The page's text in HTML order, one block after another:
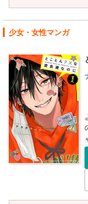
囲碁のルールはご存
何者でもなかったと
きや、この物語は若
囲碁教室で働く岡野
「日本トップクラス
室に大谷翔平が5人
て思うんじゃないか
恒星自身も決して凡
きたい。
そうなんです、恒星
があった。
しかし、周りにそれ
天才が天才であるこ
スーパーサイヤ人
ミを入れたくもなり
少女・女性マンガ
よ？